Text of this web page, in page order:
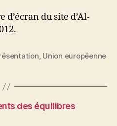
d’écran du site d’Al-
, Union européenne
des équilibres